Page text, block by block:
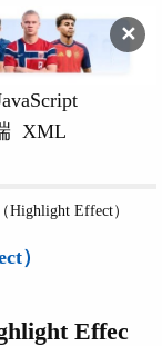
✕
XML
Highlight Effect）
）
Effec